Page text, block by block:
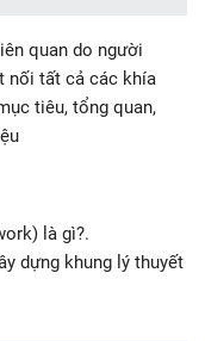
quan do người
nối tất cả các khía
tiêu, tổng quan,
là gì?.
dựng khung lý thuyết